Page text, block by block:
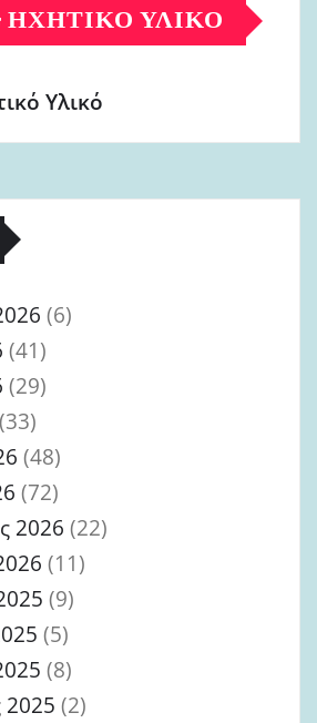
ΗΧΗΤΙΚΌ ΥΛΙΚΌ
Υλικό
(6)
(41)
(29)
(33)
(48)
(72)
2026 (22)
(11)
(9)
(5)
(8)
2025 (2)